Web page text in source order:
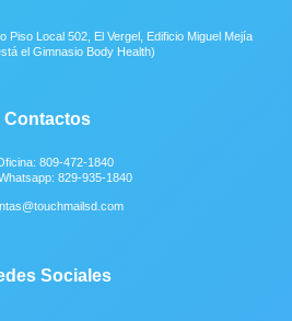
Piso Local 502, El Vergel, Edificio Miguel Mejía
el Gimnasio Body Health)
Contactos
809-472-1840
829-935-1840
Sociales